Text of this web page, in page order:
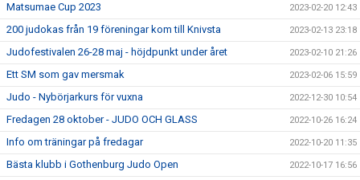
Matsumae Cup 2023 2023-02-20 12:43
200 judokas från 19 föreningar kom till Knivsta 2023-02-13 23:18
Judofestivalen 26-28 maj - höjdpunkt under året 2023-02-10 21:26
Ett SM som gav mersmak 2023-02-06 15:59
Judo - Nybörjarkurs för vuxna 2022-12-30 10:54
Fredagen 28 oktober - JUDO OCH GLASS 2022-10-26 16:24
Info om träningar på fredagar 2022-10-20 11:35
Bästa klubb i Gothenburg Judo Open 2022-10-17 16:56